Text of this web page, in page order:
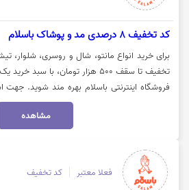
کد تخفیف 8 درصدی مد و پوشاک باسلام
فروشگاه اینترنتی باسلام بهره مند شوید. جهت
مشاهده
فعلا معتبر کد تخفیف